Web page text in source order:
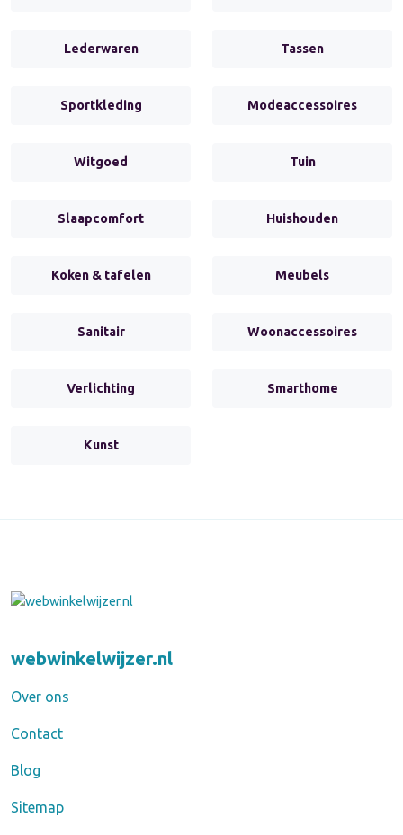
Lederwaren Tassen
Sportkleding Modeaccessoires
Witgoed Tuin
Slaapcomfort Huishouden
Koken & tafelen Meubels
Sanitair Woonaccessoires
Verlichting Smarthome
Kunst
webwinkelwijzer.nl
Over ons
Contact
Blog
Sitemap